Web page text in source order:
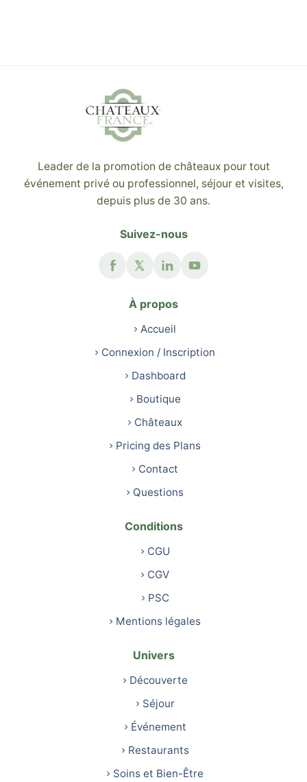
Leader de la promotion de châteaux pour tout
événement privé ou professionnel, séjour et visites,
depuis plus de 30 ans.
Suivez-nous
À propos
Accueil
Connexion / Inscription
Dashboard
Boutique
Châteaux
Pricing des Plans
Contact
Questions
Conditions
CGU
CGV
PSC
Mentions légales
Univers
Découverte
Séjour
Événement
Restaurants
Soins et Bien-Être